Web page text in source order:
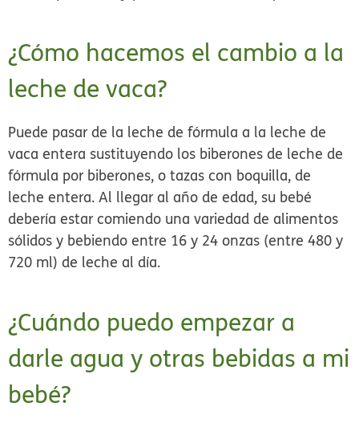
¿Cómo hacemos el cambio a la
leche de vaca?
Puede pasar de la leche de fórmula a la leche de
vaca entera sustituyendo los biberones de leche de
fórmula por biberones, o tazas con boquilla, de
leche entera. Al llegar al año de edad, su bebé
debería estar comiendo una variedad de alimentos
sólidos y bebiendo entre 16 y 24 onzas (entre 480 y
720 ml) de leche al día.
¿Cuándo puedo empezar a
darle agua y otras bebidas a mi
bebé?